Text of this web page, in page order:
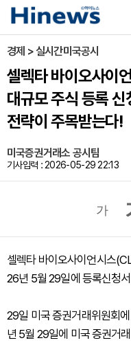
경제 > 실시간미국공시
셀렉타 바이오사이
대규모 주식 등록
전략이 주목받는다!
미국증권거래소 공시팀
기사입력 : 2026-05-29 22:13
가
셀렉타 바이오사이언시스
26년 5월 29일에 등록신청
29일 미국 증권거래위원회
년 5월 29일에 미국 증권거